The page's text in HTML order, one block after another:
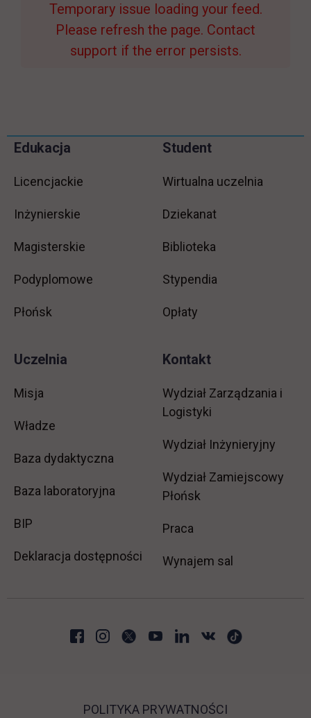
Temporary issue loading your feed.
Please refresh the page. Contact
support if the error persists.
Pomiń
Informacje w stopce
Edukacja
Licencjackie
Inżynierskie
Magisterskie
Podyplomowe
Płońsk
Student
Wirtualna uczelnia
Dziekanat
Biblioteka
Stypendia
Opłaty
Uczelnia
Misja
Władze
Baza dydaktyczna
Baza laboratoryjna
BIP link otwiera się w nowej karcie
Deklaracja dostępności
Kontakt
Wydział Zarządzania i
Logistyki
Wydział Inżynieryjny
Wydział Zamiejscowy
Płońsk
Praca
Wynajem sal
POLITYKA PRYWATNOŚCI